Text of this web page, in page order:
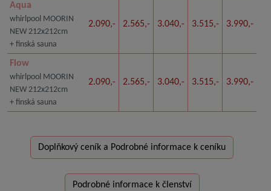
Aqua
whirlpool MOORIN
NEW 212x212cm
+ finská sauna
2.090,- 2.565,- 3.040,- 3.515,- 3.990,-
Flow
whirlpool MOORIN
NEW 212x212cm
+ finská sauna
2.090,- 2.565,- 3.040,- 3.515,- 3.990,-
Doplňkový ceník a Podrobné informace k ceníku
Podrobné informace k členství